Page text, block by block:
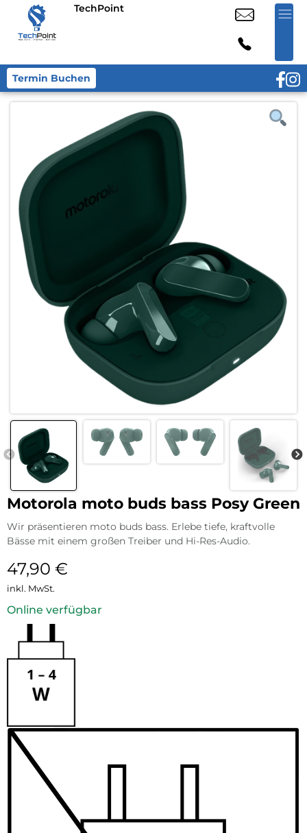
TechPoint
Termin Buchen
Motorola moto buds bass Posy Green
Wir präsentieren moto buds bass. Erlebe tiefe, kraftvolle
Bässe mit einem großen Treiber und Hi-Res-Audio.
47,90 €
inkl. MwSt.
Online verfügbar